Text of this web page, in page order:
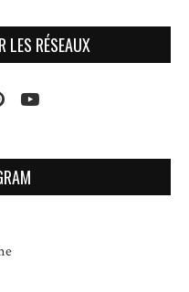
LES RÉSEAUX